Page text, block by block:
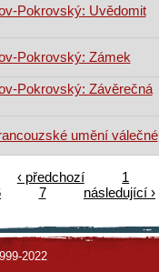
Pokrovský: Uvědomit
Pokrovský: Zámek
Pokrovský: Závěrečná
umění válečné
‹ předchozí 1
7 následující ›
2022